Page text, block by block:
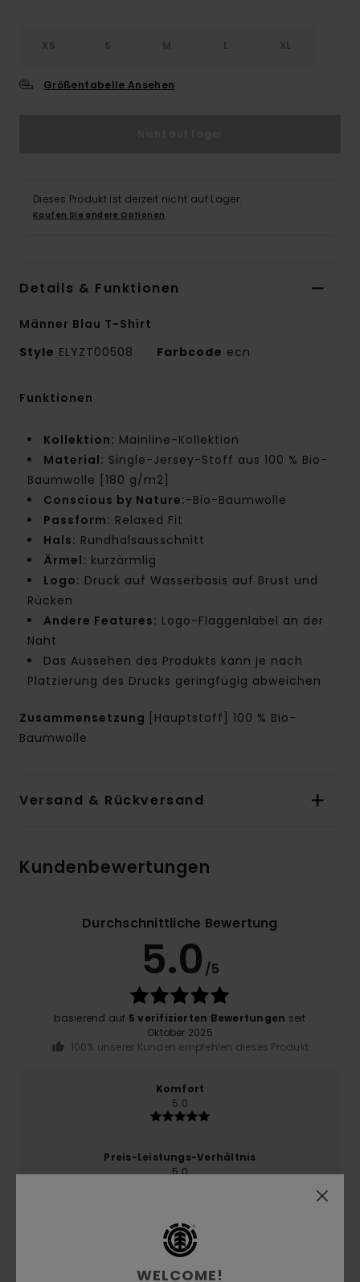
XS S M L XL
Größentabelle Ansehen
Dieses Produkt ist derzeit nicht auf Lager.
Kaufen Sie andere Optionen
Details & Funktionen
Männer Blau T-Shirt
Style ELYZT00508 Farbcode ecn
Funktionen
Kollektion: Mainline-Kollektion
Material: Single-Jersey-Stoff aus 100 % Bio-
Baumwolle [180 g/m2]
Conscious by Nature:-Bio-Baumwolle
Passform: Relaxed Fit
Hals: Rundhalsausschnitt
Ärmel: kurzärmlig
Logo: Druck auf Wasserbasis auf Brust und
Rücken
Andere Features: Logo-Flaggenlabel an der
Naht
Das Aussehen des Produkts kann je nach
Platzierung des Drucks geringfügig abweichen
Zusammensetzung
[Hauptstoff] 100 % Bio-
Baumwolle
Versand & Rückversand
Kundenbewertungen
Durchschnittliche Bewertung
5.0 /5
basierend auf 5 verifizierten Bewertungen seit
Oktober 2025
100% unserer Kunden empfehlen dieses Produkt
Komfort
5.0
Preis-Leistungs-Verhältnis
5.0
WELCOME!